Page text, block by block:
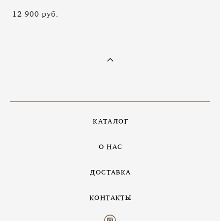
12 900 pуб.
КАТАЛОГ
О НАС
ДОСТАВКА
КОНТАКТЫ